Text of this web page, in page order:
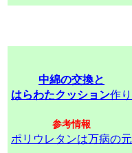
中綿の交換と
はらわたクッション作り
参考情報
ポリウレタンは万病の元